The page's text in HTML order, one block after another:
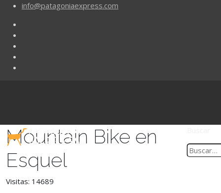
info@patagoniaexpress.com
Mountain Bike en
Esquel
Visitas: 14689